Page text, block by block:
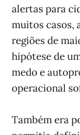
alertas para
muitos casos,
regiões de
hipótese de
medo e
operacional
Também era